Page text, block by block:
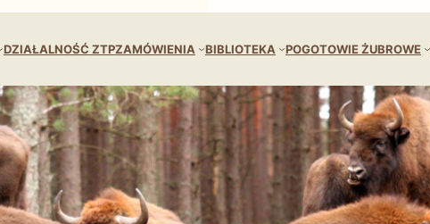
DZIAŁALNOŚĆ ZTPZAMÓWIENIA BIBLIOTEKA POGOTOWIE ŻUBROWE